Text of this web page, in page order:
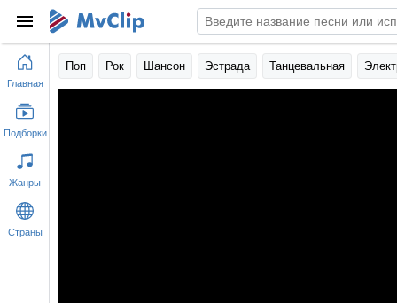
Поп Рок Шансон Эстрада Танцевальная
Главная
Подборки
Жанры
Страны